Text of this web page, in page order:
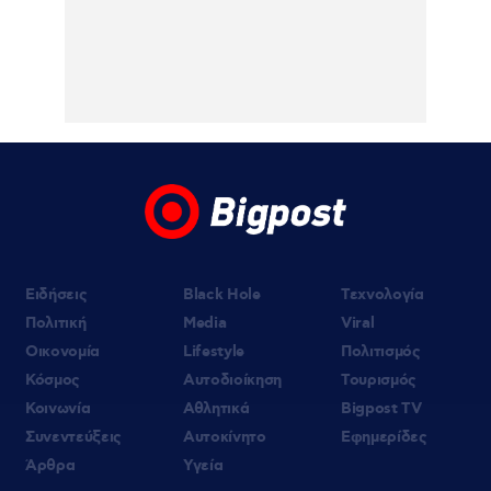
Ειδήσεις
Πολιτική
Οικονομία
Κόσμος
Κοινωνία
Συνεντεύξεις
Άρθρα
Black Hole
Media
Lifestyle
Αυτοδιοίκηση
Αθλητικά
Αυτοκίνητο
Υγεία
Τεχνολογία
Viral
Πολιτισμός
Τουρισμός
Bigpost TV
Εφημερίδες